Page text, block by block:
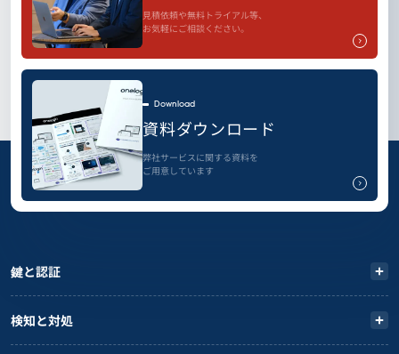
見積依頼や無料トライアル等、
お気軽にご相談ください。
Download
資料ダウンロード
弊社サービスに関する資料を
ご用意しています
鍵と認証
検知と対処